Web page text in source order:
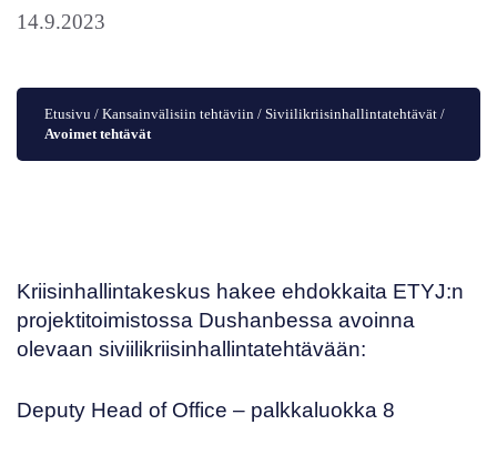
14.9.2023
Etusivu / Kansainvälisiin tehtäviin / Siviilikriisinhallintatehtävät
Avoimet tehtävät
Kriisinhallintakeskus hakee ehdokkaita ETYJ:n
projektitoimistossa Dushanbessa avoinna
olevaan siviilikriisinhallintatehtävään:
Deputy Head of Office – palkkaluokka 8